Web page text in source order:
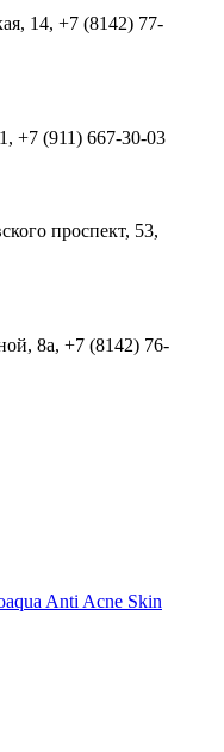
14, +7 (8142) 77-
+7 (911) 667-30-03
проспект, 53,
8а, +7 (8142) 76-
Anti Acne Skin